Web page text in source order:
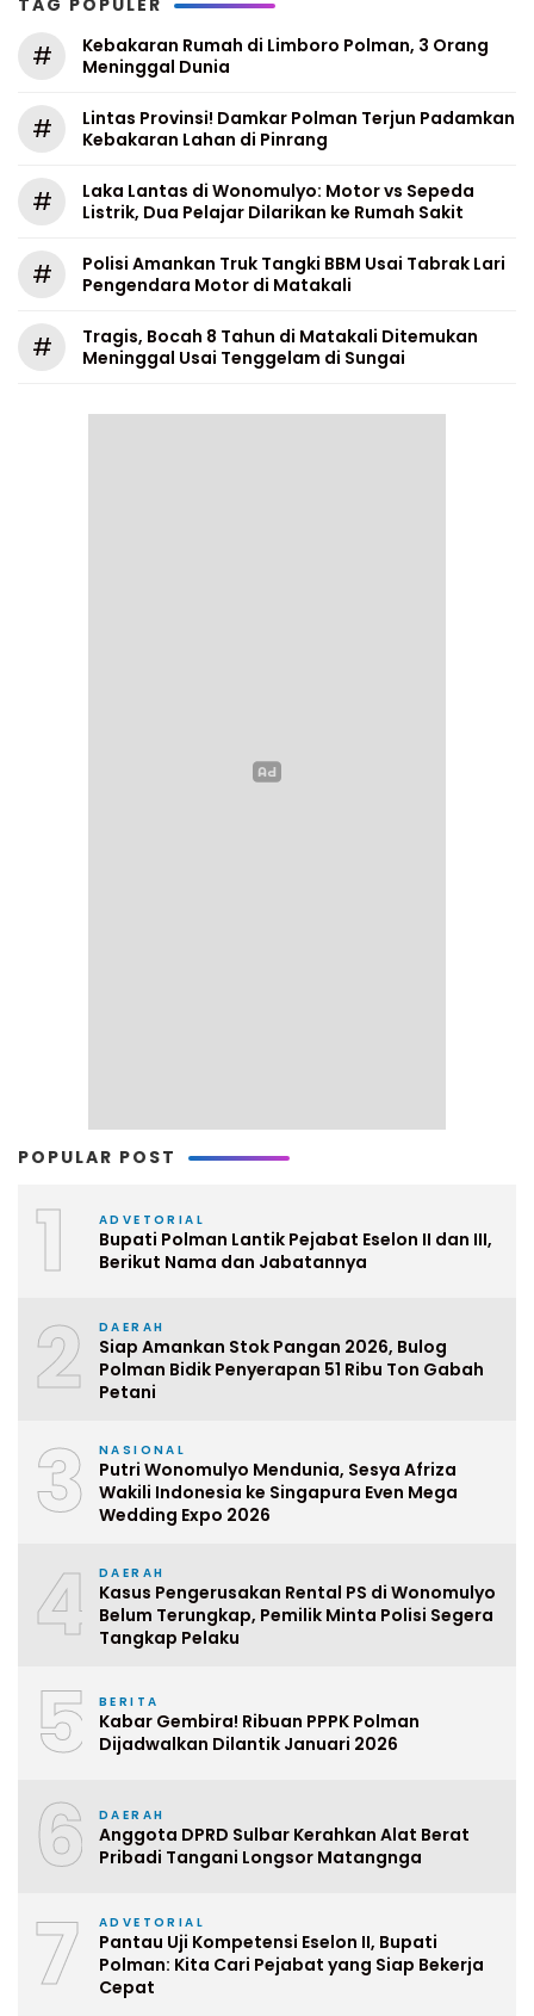
#
Kebakaran Rumah di Limboro Polman, 3 Orang
Meninggal Dunia
#
Lintas Provinsi! Damkar Polman Terjun Padamkan
Kebakaran Lahan di Pinrang
#
Laka Lantas di Wonomulyo: Motor vs Sepeda
Listrik, Dua Pelajar Dilarikan ke Rumah Sakit
#
Polisi Amankan Truk Tangki BBM Usai Tabrak Lari
Pengendara Motor di Matakali
#
Tragis, Bocah 8 Tahun di Matakali Ditemukan
Meninggal Usai Tenggelam di Sungai
POPULAR POST
1 ADVETORIAL
Bupati Polman Lantik Pejabat Eselon II dan III,
Berikut Nama dan Jabatannya
2 DAERAH
Siap Amankan Stok Pangan 2026, Bulog
Polman Bidik Penyerapan 51 Ribu Ton Gabah
Petani
3 NASIONAL
Putri Wonomulyo Mendunia, Sesya Afriza
Wakili Indonesia ke Singapura Even Mega
Wedding Expo 2026
4 DAERAH
Kasus Pengerusakan Rental PS di Wonomulyo
Belum Terungkap, Pemilik Minta Polisi Segera
Tangkap Pelaku
5 BERITA
Kabar Gembira! Ribuan PPPK Polman
Dijadwalkan Dilantik Januari 2026
6 DAERAH
Anggota DPRD Sulbar Kerahkan Alat Berat
Pribadi Tangani Longsor Matangnga
7 ADVETORIAL
Pantau Uji Kompetensi Eselon II, Bupati
Polman: Kita Cari Pejabat yang Siap Bekerja
Cepat